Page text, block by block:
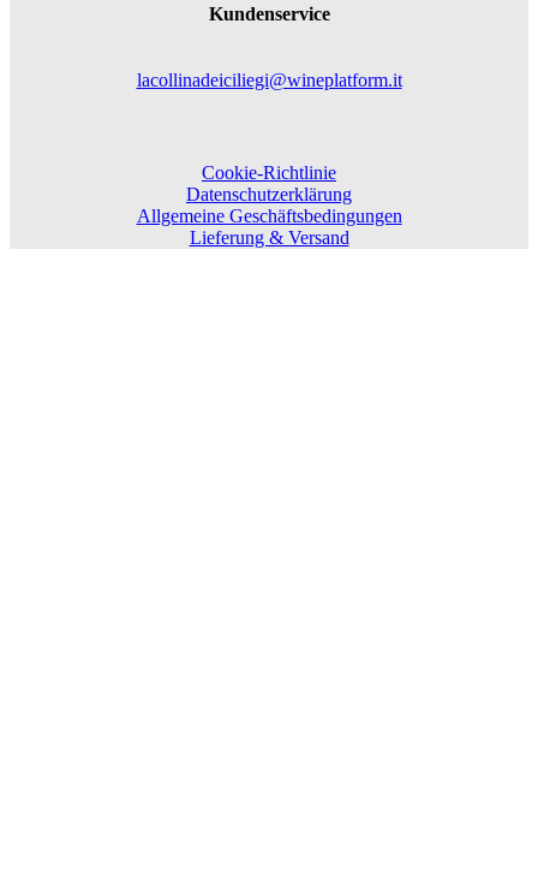
Kundenservice
lacollinadeiciliegi@wineplatform.it
Cookie-Richtlinie
Datenschutzerklärung
Allgemeine Geschäftsbedingungen
Lieferung & Versand